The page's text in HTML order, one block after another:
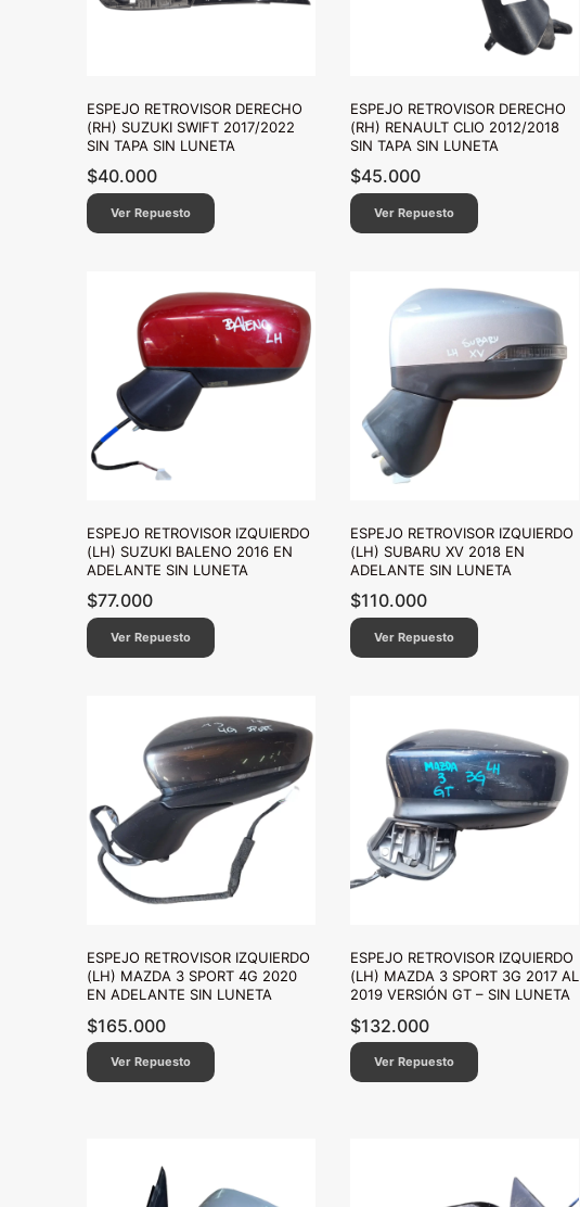
ESPEJO RETROVISOR DERECHO
(RH) SUZUKI SWIFT 2017/2022
SIN TAPA SIN LUNETA
$40.000
Ver Repuesto
ESPEJO RETROVISOR DERECHO
(RH) RENAULT CLIO 2012/2018
SIN TAPA SIN LUNETA
$45.000
Ver Repuesto
ESPEJO RETROVISOR IZQUIERDO
(LH) SUZUKI BALENO 2016 EN
ADELANTE SIN LUNETA
$77.000
Ver Repuesto
ESPEJO RETROVISOR IZQUIERDO
(LH) SUBARU XV 2018 EN
ADELANTE SIN LUNETA
$110.000
Ver Repuesto
ESPEJO RETROVISOR IZQUIERDO
(LH) MAZDA 3 SPORT 4G 2020
EN ADELANTE SIN LUNETA
$165.000
Ver Repuesto
ESPEJO RETROVISOR IZQUIERDO
(LH) MAZDA 3 SPORT 3G 2017 AL
2019 VERSIÓN GT – SIN LUNETA
$132.000
Ver Repuesto